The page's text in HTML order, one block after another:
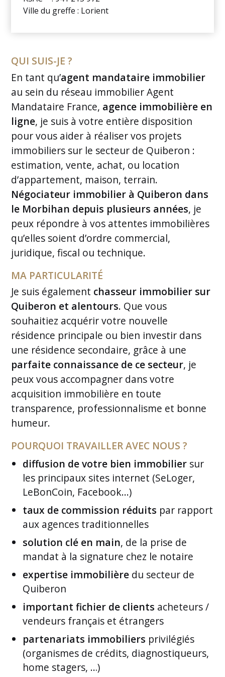
Ville du greffe : Lorient
QUI SUIS-JE ?
En tant qu’agent mandataire immobilier
au sein du réseau immobilier Agent
Mandataire France, agence immobilière en
ligne, je suis à votre entière disposition
pour vous aider à réaliser vos projets
immobiliers sur le secteur de Quiberon :
estimation, vente, achat, ou location
d’appartement, maison, terrain.
Négociateur immobilier à Quiberon dans
le Morbihan depuis plusieurs années, je
peux répondre à vos attentes immobilières
qu’elles soient d’ordre commercial,
juridique, fiscal ou technique.
MA PARTICULARITÉ
Je suis également chasseur immobilier sur
Quiberon et alentours. Que vous
souhaitiez acquérir votre nouvelle
résidence principale ou bien investir dans
une résidence secondaire, grâce à une
parfaite connaissance de ce secteur, je
peux vous accompagner dans votre
acquisition immobilière en toute
transparence, professionnalisme et bonne
humeur.
POURQUOI TRAVAILLER AVEC NOUS ?
diffusion de votre bien immobiliersur
les principaux sites internet (SeLoger,
LeBonCoin, Facebook...)
taux de commission réduits par rapport
aux agences traditionnelles
solution clé en main, de la prise de
mandat à la signature chez le notaire
expertise immobilièredu secteur de
Quiberon
important fichier de clients acheteurs /
vendeurs français et étrangers
partenariats immobiliers privilégiés
(organismes de crédits, diagnostiqueurs,
home stagers, …)